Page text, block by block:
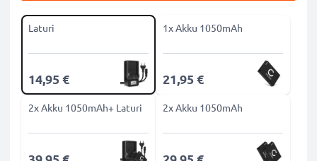
Laturi
14,95 €
1x Akku 1050mAh
21,95 €
2x Akku 1050mAh+ Laturi 2x Akku 1050mAh